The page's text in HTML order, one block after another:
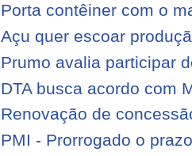
Porta contêiner com o
Açu quer escoar
Prumo avalia participar
DTA busca acordo com
Renovação de
PMI - Prorrogado o